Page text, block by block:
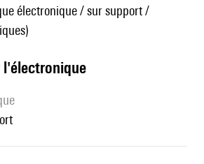
électronique / sur support /
l'électronique